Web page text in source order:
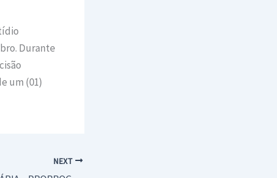
Durante
um (01)
NEXT